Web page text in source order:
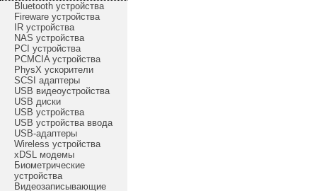
Bluetooth устройства
Fireware устройства
IR устройства
NAS устройства
PCI устройства
PCMCIA устройства
PhysX ускорители
SCSI адаптеры
USB видеоустройства
USB диски
USB устройства
USB устройства ввода
USB-адаптеры
Wireless устройства
xDSL модемы
Биометрические
устройства
Видеозаписывающие